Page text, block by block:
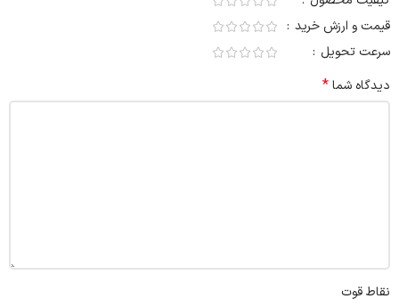
قیمت و ارزش خرید
سرعت تحویل
دیدگاه شما*
نقاط قوت